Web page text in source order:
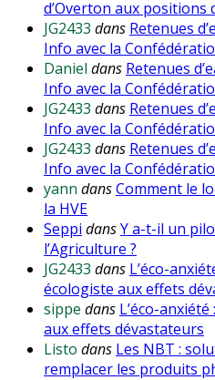
d’Overton aux positions
JG2433 dans Retenues
Info avec la
Daniel dans Retenues
Info avec la
JG2433 dans Retenues
Info avec la
JG2433 dans Retenues
Info avec la
yann dansComment le
la HVE
Seppi dansY a-t-il un
l’Agriculture ?
JG2433 dans L’éco-
écologiste aux effets
sippe dans L’éco-
aux effets dévastateurs
Listo dans Les NBT :
remplacer les produits